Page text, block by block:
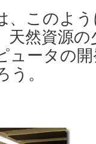
、このよ
天然資源
ュータの
。